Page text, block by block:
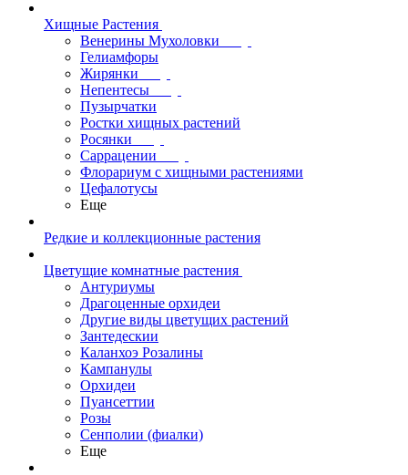
Хищные Растения
Венерины Мухоловки
Гелиамфоры
Жирянки
Непентесы
Пузырчатки
Ростки хищных растений
Росянки
Саррацении
Флорариум с хищными растениями
Цефалотусы
Еще
Редкие и коллекционные растения
Цветущие комнатные растения
Антуриумы
Драгоценные орхидеи
Другие виды цветущих растений
Зантедескии
Каланхоэ Розалины
Кампанулы
Орхидеи
Пуансеттии
Розы
Сенполии (фиалки)
Еще